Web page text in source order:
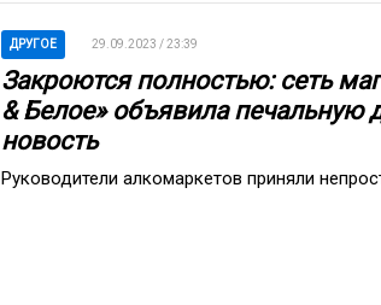
ДРУГОЕ 29.09.2023 / 23:39
Закроются полностью: сеть
& Белое» объявила печальную
новость
Руководители алкомаркетов приняли